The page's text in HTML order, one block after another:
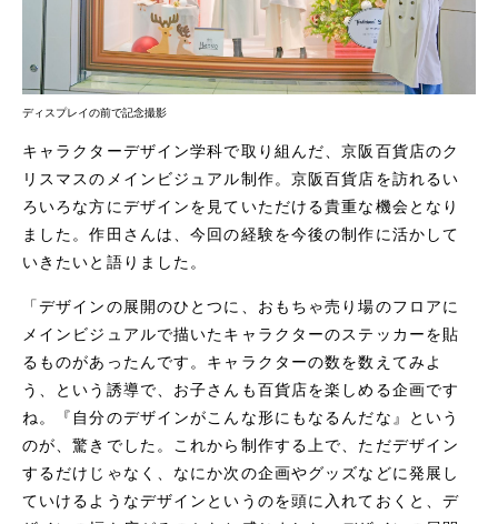
ディスプレイの前で記念撮影
キャラクターデザイン学科で取り組んだ、京阪百貨店のク
リスマスのメインビジュアル制作。京阪百貨店を訪れるい
ろいろな方にデザインを見ていただける貴重な機会となり
ました。作田さんは、今回の経験を今後の制作に活かして
いきたいと語りました。
「デザインの展開のひとつに、おもちゃ売り場のフロアに
メインビジュアルで描いたキャラクターのステッカーを貼
るものがあったんです。キャラクターの数を数えてみよ
う、という誘導で、お子さんも百貨店を楽しめる企画です
ね。『自分のデザインがこんな形にもなるんだな』という
のが、驚きでした。これから制作する上で、ただデザイン
するだけじゃなく、なにか次の企画やグッズなどに発展し
ていけるようなデザインというのを頭に入れておくと、デ